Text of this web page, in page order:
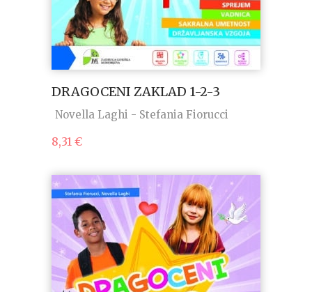
DRAGOCENI ZAKLAD 1-2-3
Novella Laghi - Stefania Fiorucci
8,31 €